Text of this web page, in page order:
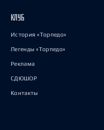
КЛУБ
История «Торпедо»
Легенды «Торпедо»
Реклама
СДЮШОР
Контакты